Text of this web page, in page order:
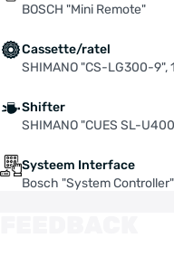
BOSCH "Mini Remote"
Cassette/ratel
SHIMANO "CS-LG300-9",
Shifter
SHIMANO "CUES SL-
Systeem Interface
Bosch "System Controller"